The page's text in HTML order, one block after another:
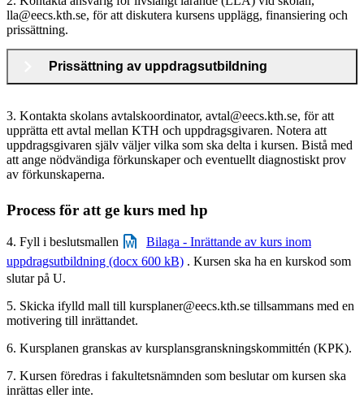
lla@eecs.kth.se, för att diskutera kursens upplägg, finansiering och
prissättning.
Prissättning av uppdragsutbildning
3. Kontakta skolans avtalskoordinator, avtal@eecs.kth.se, för att
upprätta ett avtal mellan KTH och uppdragsgivaren. Notera att
uppdragsgivaren själv väljer vilka som ska delta i kursen. Bistå med
att ange nödvändiga förkunskaper och eventuellt diagnostiskt prov
av förkunskaperna.
Process för att ge kurs med hp
4. Fyll i beslutsmallen
Bilaga - Inrättande av kurs inom
uppdragsutbildning (docx 600 kB) . Kursen ska ha en kurskod som
slutar på U.
5. Skicka ifylld mall till kursplaner@eecs.kth.se tillsammans med en
motivering till inrättandet.
6. Kursplanen granskas av kursplansgranskningskommittén (KPK).
7. Kursen föredras i fakultetsnämnden som beslutar om kursen ska
inrättas eller inte.